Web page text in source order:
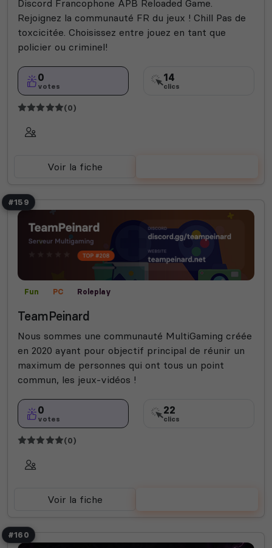
Discord Francophone APB Reloaded Game.
Rejoignez la communauté FR du jeux ! Chill Pas de
toxcicitée. Choisissez entre jouez en tant que
policier ou criminel!
0
votes
14
clics
(0)
Voir la fiche
#159
Fun PC Roleplay
TeamPeinard
Nous sommes une communauté MultiGaming créée
en 2020 ayant pour objectif principal de réunir un
maximum de personnes qui ont tous un point
commun, les jeux-vidéos !
0
votes
22
clics
(0)
Voir la fiche
#160